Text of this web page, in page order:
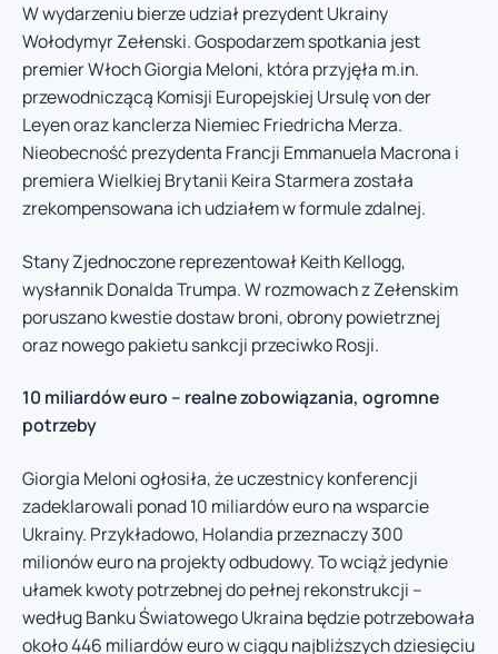
W wydarzeniu bierze udział prezydent Ukrainy
Wołodymyr Zełenski. Gospodarzem spotkania jest
premier Włoch Giorgia Meloni, która przyjęła m.in.
przewodniczącą Komisji Europejskiej Ursulę von der
Leyen oraz kanclerza Niemiec Friedricha Merza.
Nieobecność prezydenta Francji Emmanuela Macrona i
premiera Wielkiej Brytanii Keira Starmera została
zrekompensowana ich udziałem w formule zdalnej.
Stany Zjednoczone reprezentował Keith Kellogg,
wysłannik Donalda Trumpa. W rozmowach z Zełenskim
poruszano kwestie dostaw broni, obrony powietrznej
oraz nowego pakietu sankcji przeciwko Rosji.
10 miliardów euro – realne zobowiązania, ogromne
potrzeby
Giorgia Meloni ogłosiła, że uczestnicy konferencji
zadeklarowali ponad 10 miliardów euro na wsparcie
Ukrainy. Przykładowo, Holandia przeznaczy 300
milionów euro na projekty odbudowy. To wciąż jedynie
ułamek kwoty potrzebnej do pełnej rekonstrukcji –
według Banku Światowego Ukraina będzie potrzebowała
około 446 miliardów euro w ciągu najbliższych dziesięciu